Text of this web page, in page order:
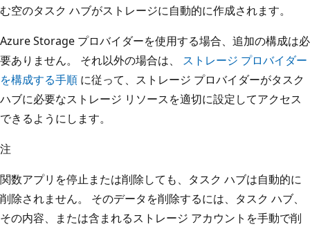
む空のタスク ハブがストレージに自動的に作成されます。
Azure Storage プロバイダーを使用する場合、追加の構成は必
要ありません。 それ以外の場合は、 ストレージ プロバイダー
を構成する手順 に従って、ストレージ プロバイダーがタスク
ハブに必要なストレージ リソースを適切に設定してアクセス
できるようにします。
注
関数アプリを停止または削除しても、タスク ハブは自動的に
削除されません。 そのデータを削除するには、タスク ハブ、
その内容、または含まれるストレージ アカウントを手動で削